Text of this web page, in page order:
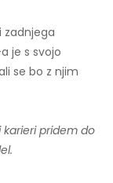
zadnjega
je s svojo
se bo z njim
pridem do